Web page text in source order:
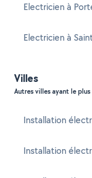
Electricien à
Electricien à
Villes
Autres villes ayant le
Installation
Installation